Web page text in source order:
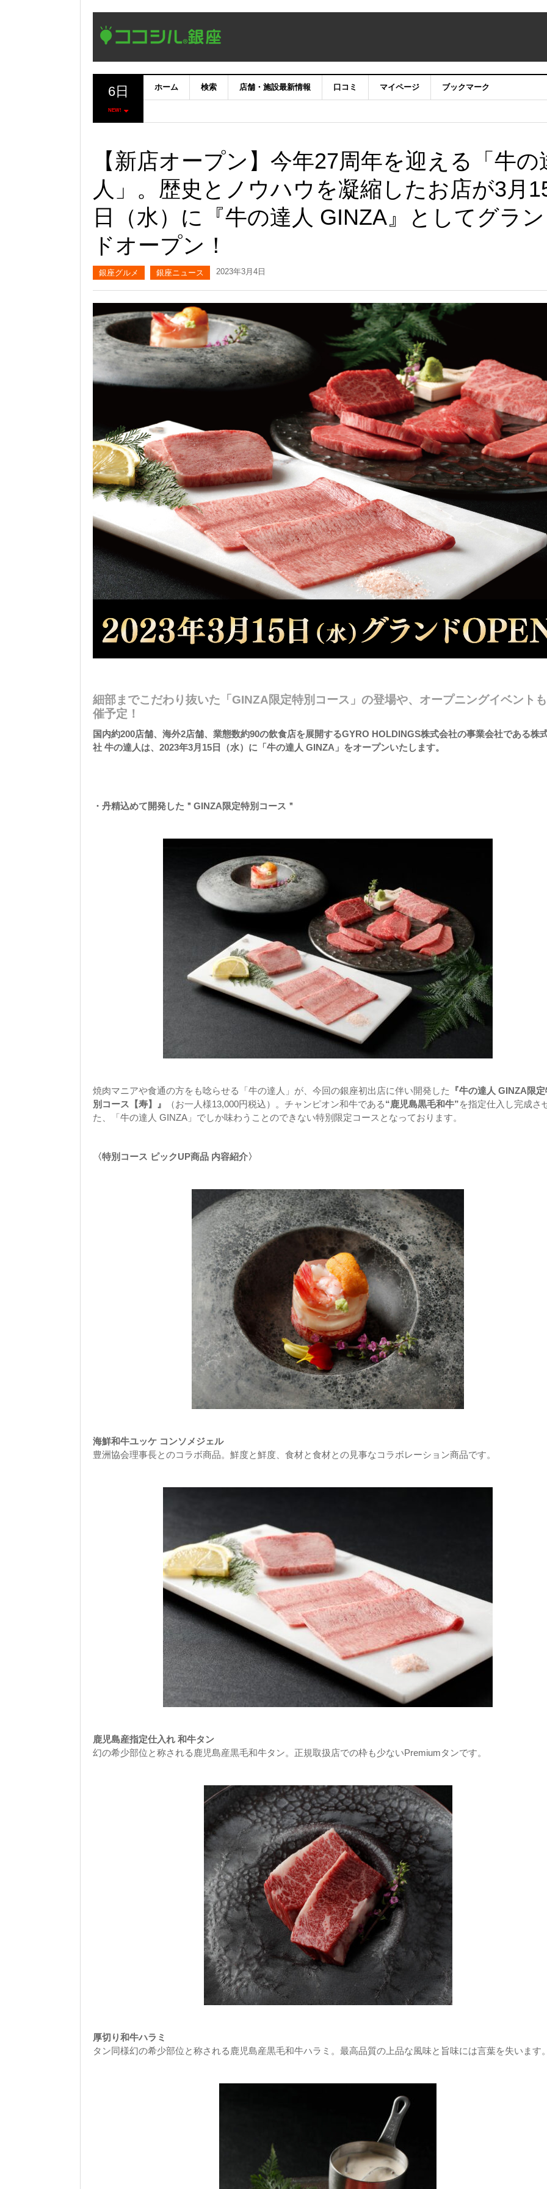
6日
NEW!
ホーム 検索 店舗・施設最新情報 口コミ マイページ ブックマーク
【新店オープン】今年27周年を迎える「牛の
人」。歴史とノウハウを凝縮したお店が3月
日（水）に『牛の達人 GINZA』としてグラン
ドオープン！
銀座グルメ 銀座ニュース 2023年3月4日
細部までこだわり抜いた「GINZA限定特別コース」の登場や、オープニングイベント
催予定！
国内約200店舗、海外2店舗、業態数約90の飲食店を展開するGYRO HOLDINGS株式会社の事業会社である株
社 牛の達人は、2023年3月15日（水）に「牛の達人 GINZA」をオープンいたします。
・丹精込めて開発した＂GINZA限定特別コース＂
焼肉マニアや食通の方をも唸らせる「牛の達人」が、今回の銀座初出店に伴い開発した
『牛の達人 GINZA限
別コース【寿】』
（お一人様13,000円税込）。チャンピオン和牛である“鹿児島黒毛和牛”を指定仕入し完成さ
た、「牛の達人 GINZA」でしか味わうことのできない特別限定コースとなっております。
〈特別コース ピックUP商品 内容紹介〉
海鮮和牛ユッケ コンソメジェル
豊洲協会理事長とのコラボ商品。鮮度と鮮度、食材と食材との見事なコラボレーション商品です。
鹿児島産指定仕入れ 和牛タン
幻の希少部位と称される鹿児島産黒毛和牛タン。正規取扱店での枠も少ないPremiumタンです。
厚切り和牛ハラミ
タン同様幻の希少部位と称される鹿児島産黒毛和牛ハラミ。最高品質の上品な風味と旨味には言葉を失います